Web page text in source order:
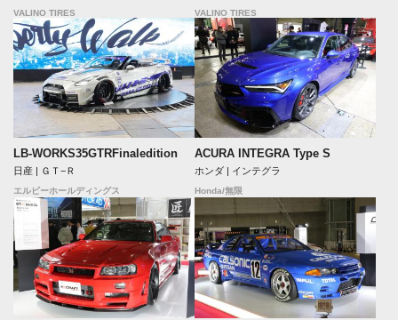
VALINO TIRES VALINO TIRES
LB-WORKS35GTRFinaledition
日産 | ＧＴ−Ｒ
エルビーホールディングス
ACURA INTEGRA Type S
ホンダ | インテグラ
Honda/無限